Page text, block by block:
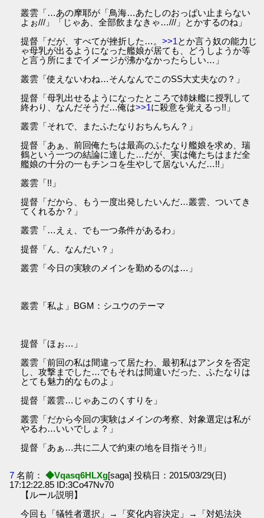
叢雲「…あの摩耶が「鳥海…あたしのおっぱい止まらない
よぉ///」「じゃあ、全部飲まなきゃ…///」とかするのね」
提督「だが、すべてが挫折した…。>>1とか言う奴の能力じ
ゃ母乳が出るようになった艦娘が居ても、どうしようか等
と言う所にまでイメージが沸かなかったらしい…」
叢雲「使えないわね…そんなんでこのSS大丈夫なの？」
提督「母乳出せるようになったところで姉妹艦に授乳して
終わり、なんだそうだ…俺は>>1に殺意を覚えるっ!!」
叢雲「それで、またふたなりおちんちん？」
提督「あぁ、前回俺たちは最高のふたなり艦娘を求め、瑞
鶴という一つの結論に達した…だが、実は俺たちはまだ全
艦娘の十分の一もチンコを生やして居ないんだ…!!」
叢雲「!!」
提督「だから、もう一度出発したいんだ…叢雲、ついてき
てくれるか？」
叢雲「…えぇ、でも一つ条件があるわ」
提督「ん、なんだい？」
叢雲「今日の実験のメインを勤めるのは…」
叢雲「私よ」BGM：シユウのテーマ
提督「ほぉ…」
叢雲「前回の私は間違って居たわ、最初私はアンタを否定
し、攻撃までした…でもそれは間違いだった、ふたなりは
とても魅力的なものよ」
提督「叢雲…じゃあこのくすりを」
叢雲「だから今回の実験はメインの考察、対象選定は私が
やるわ…いいでしょ？」
提督「あぁ…共に二人で約束の地を目指そう!!」
7 名前： ◆Vqasq6HLXg[saga] 投稿日：2015/03/29(日)
17:12:22.85 ID:3Co47Nv70
【ルール説明】
今回も「犠牲者選択」→「変化内容決定」→「対処法決